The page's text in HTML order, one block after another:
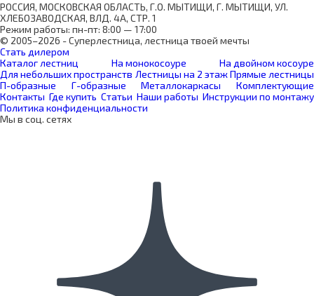
РОССИЯ, МОСКОВСКАЯ ОБЛАСТЬ, Г.О. МЫТИЩИ, Г. МЫТИЩИ, УЛ.
ХЛЕБОЗАВОДСКАЯ, ВЛД. 4А, СТР. 1
Режим работы: пн-пт: 8:00 — 17:00
© 2005–2026 - Суперлестница, лестница твоей мечты
Стать дилером
Каталог лестниц
На монокосоуре
На двойном косоуре
Для небольших пространств Лестницы на 2 этаж Прямые лестницы
П-образные
Г-образные Металлокаркасы
Комплектующие
Контакты Где купить Статьи Наши работы Инструкции по монтажу
Политика конфиденциальности
Мы в соц. сетях